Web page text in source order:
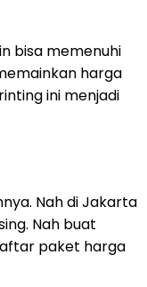
bisa memenuhi
harga
ini menjadi
Nah di Jakarta
Nah buat
paket harga